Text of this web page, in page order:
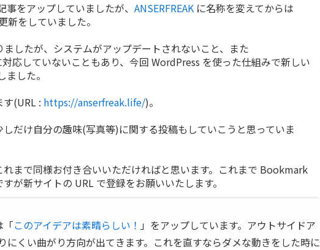
をアップしていましたが、 ANSERFREAK に名称を変えてからは
をしていました。
したが、システムがアップデートされないこと、また
応していないこともあり、今回 WordPress を使った仕組みで新しい
した。
す(URL : https://anserfreak.life/)。
だけ自分の趣味(写真等)に関する投稿もしていこうと思っていま
まで同様お付き合いいただければと思います。これまで Bookmark
が新サイトの URL で登録をお願いいたします。
「このアイデアは素晴らしい！ 」をアップしています。アウトサイドア
にくい曲がり方向が出てきます。これを直すならダメな動きをした時に